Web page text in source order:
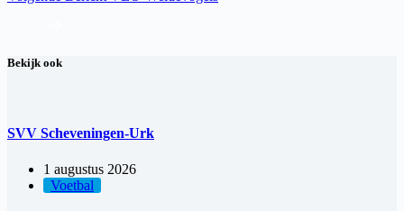
Bekijk ook
SVV Scheveningen-Urk
1 augustus 2026
Voetbal